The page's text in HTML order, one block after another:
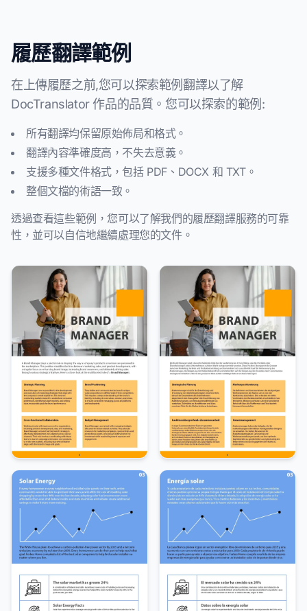
履歷翻譯範例
在上傳履歷之前,您可以探索範例翻譯以了解
DocTranslator 作品的品質。您可以探索的範例:
所有翻譯均保留原始佈局和格式。
翻譯內容準確度高，不失去意義。
支援多種文件格式，包括 PDF、DOCX 和 TXT。
整個文檔的術語一致。
透過查看這些範例，您可以了解我們的履歷翻譯服務的可靠
性，並可以自信地繼續處理您的文件。